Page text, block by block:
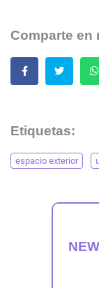
Comparte en
Etiquetas:
espacio exterior